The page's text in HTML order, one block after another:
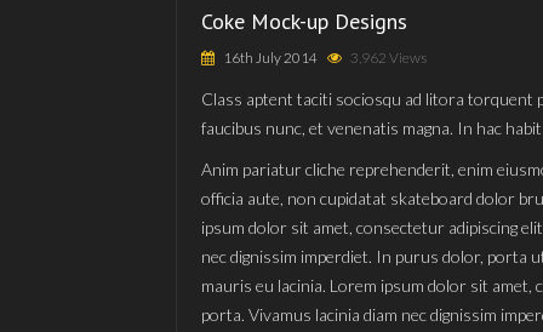
Coke Mock-up Designs
16th July 2014 3,962 Views
Class aptent taciti sociosqu ad litora torquent
faucibus nunc, et venenatis magna. In hac
Anim pariatur cliche reprehenderit, enim
officia aute, non cupidatat skateboard dolor
ipsum dolor sit amet, consectetur adipiscing
nec dignissim imperdiet. In purus dolor, porta
mauris eu lacinia. Lorem ipsum dolor sit
porta. Vivamus lacinia diam nec dignissim